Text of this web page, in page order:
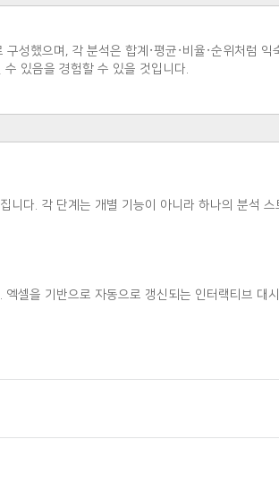
성했으며, 각 분석은 합계·평균·비율·순위처럼 익
있음을 경험할 수 있을 것입니다.
다. 각 단계는 개별 기능이 아니라 하나의 분석 스
셀을 기반으로 자동으로 갱신되는 인터랙티브 대